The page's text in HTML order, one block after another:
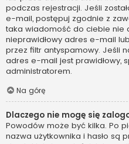
podczas rejestracji. Jeśli
e-mail, postępuj zgodnie z
taka wiadomość do ciebie nie
nieprawidłowy adres e-mail
przez filtr antyspamowy. Jeśli
adres e-mail jest prawidłowy,
administratorem.
Na górę
Dlaczego nie mogę się
Powodów może być kilka. Po
nazwa użytkownika i hasło są